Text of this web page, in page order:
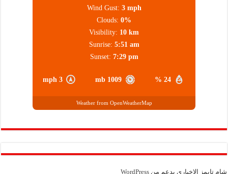
24 %
1009 mb
3 mph
Wind Gust: 3 mph
Clouds: 0%
Visibility: 10 km
Sunrise: 5:51 am
Sunset: 7:29 pm
Weather from OpenWeatherMap
شام تايمز الإخباري بدعم منWordPress